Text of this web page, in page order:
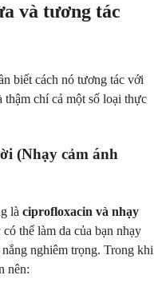
và tương tác
biết cách nó tương tác với
thậm chí cả một số loại thực
(Nhạy cảm ánh
là ciprofloxacin và nhạy
thể làm da của bạn nhạy
nghiêm trọng. Trong khi
nên: